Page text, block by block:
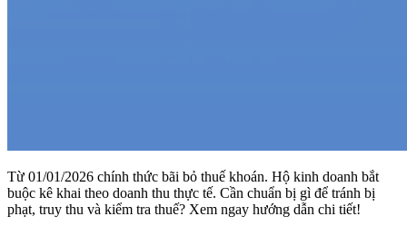
Từ 01/01/2026 chính thức bãi bỏ thuế khoán. Hộ kinh doanh bắt
buộc kê khai theo doanh thu thực tế. Cần chuẩn bị gì để tránh bị
phạt, truy thu và kiểm tra thuế? Xem ngay hướng dẫn chi tiết!